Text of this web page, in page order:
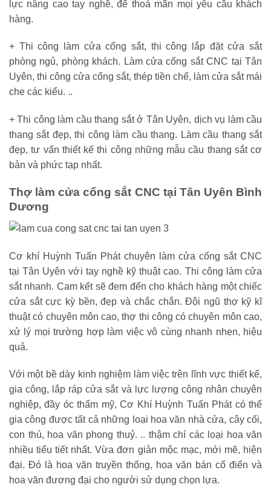
lực nâng cao tay nghề, để thoả mãn mọi yêu cầu khách
hàng.
+ Thi công làm cửa cổng sắt, thi công lắp đặt cửa sắt
phòng ngủ, phòng khách. Làm cửa cổng sắt CNC tại Tân
Uyên, thi công cửa cổng sắt, thép tiền chế, làm cửa sắt mái
che các kiểu. ..
+ Thi công làm cầu thang sắt ở Tân Uyên, dịch vụ làm cầu
thang sắt đẹp, thi công làm cầu thang. Làm cầu thang sắt
đẹp, tư vấn thiết kế thi công những mẫu cầu thang sắt cơ
bản và phức tạp nhất.
Thợ làm cửa cổng sắt CNC tại Tân Uyên Bình
Dương
Cơ khí Huỳnh Tuấn Phát chuyên làm cửa cổng sắt CNC
tại Tân Uyên với tay nghề kỹ thuật cao. Thi công làm cửa
sắt nhanh. Cam kết sẽ đem đến cho khách hàng một chiếc
cửa sắt cực kỳ bền, đẹp và chắc chắn. Đội ngũ thợ kỹ kĩ
thuật có chuyên môn cao, thợ thi công có chuyên môn cao,
xử lý mọi trường hợp làm việc vô cùng nhanh nhẹn, hiệu
quả.
Với một bề dày kinh nghiệm làm việc trên lĩnh vực thiết kế,
gia công, lắp ráp cửa sắt và lực lượng công nhân chuyên
nghiệp, đầy óc thẩm mỹ, Cơ Khí Huỳnh Tuấn Phát có thể
gia công được tất cả những loại hoa văn nhà cửa, cây cối,
con thú, hoa văn phong thuỷ. .. thậm chí các loại hoa văn
nhiều tiểu tiết nhất. Vừa đơn giản mộc mạc, mới mẽ, hiện
đại. Đó là hoa văn truyền thống, hoa văn bán cổ điển và
hoa văn đương đại cho người sử dụng chọn lựa.